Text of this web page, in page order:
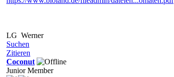
LG Werner
Suchen
Zitieren
Coconut
Junior Member